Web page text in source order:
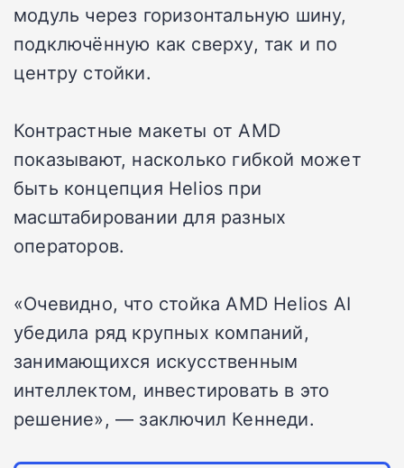
модуль через горизонтальную шину,
подключённую как сверху, так и по
центру стойки.
Контрастные макеты от AMD
показывают, насколько гибкой может
быть концепция Helios при
масштабировании для разных
операторов.
«Очевидно, что стойка AMD Helios AI
убедила ряд крупных компаний,
занимающихся искусственным
интеллектом, инвестировать в это
решение», — заключил Кеннеди.